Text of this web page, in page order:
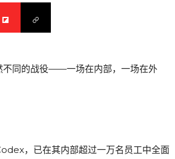
不同的战役——一场在内部，一场在外
，已在其内部超过一万名员工中全面